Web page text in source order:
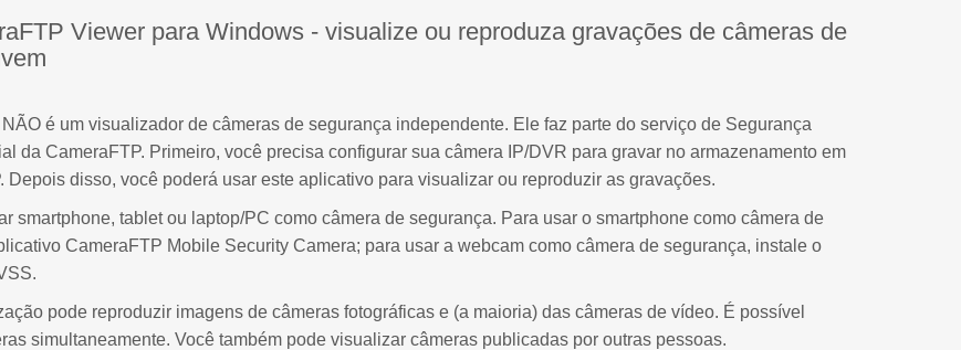
Viewer para Windows - visualize ou reproduza gravações de câmeras de
é um visualizador de câmeras de segurança independente. Ele faz parte do serviço de Segurança
da CameraFTP. Primeiro, você precisa configurar sua câmera IP/DVR para gravar no armazenamento em
Depois disso, você poderá usar este aplicativo para visualizar ou reproduzir as gravações.
smartphone, tablet ou laptop/PC como câmera de segurança. Para usar o smartphone como câmera de
CameraFTP Mobile Security Camera; para usar a webcam como câmera de segurança, instale o
pode reproduzir imagens de câmeras fotográficas e (a maioria) das câmeras de vídeo. É possível
simultaneamente. Você também pode visualizar câmeras publicadas por outras pessoas.